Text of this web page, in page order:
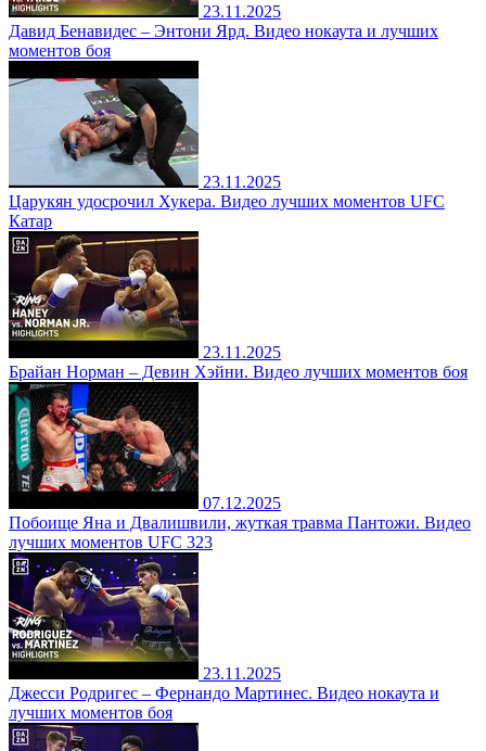
23.11.2025
Давид Бенавидес – Энтони Ярд. Видео нокаута и лучших
моментов боя
23.11.2025
Царукян удосрочил Хукера. Видео лучших моментов UFC
Катар
23.11.2025
Брайан Норман – Девин Хэйни. Видео лучших моментов боя
07.12.2025
Побоище Яна и Двалишвили, жуткая травма Пантожи. Видео
лучших моментов UFC 323
23.11.2025
Джесси Родригес – Фернандо Мартинес. Видео нокаута и
лучших моментов боя